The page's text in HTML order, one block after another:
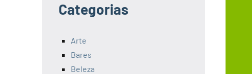
Categorias
Arte
Bares
Beleza